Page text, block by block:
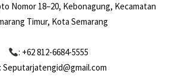
Nomor 18–20, Kebonagung, Kecamatan
Timur, Kota Semarang
: +62 812-6684-5555
: Seputarjatengid@gmail.com